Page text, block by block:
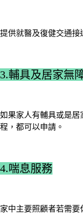
提供就醫及復健交通接
3.輔具及居家無
如果家人有輔具或是
程，都可以申請。
4.喘息服務
家中主要照顧者若需